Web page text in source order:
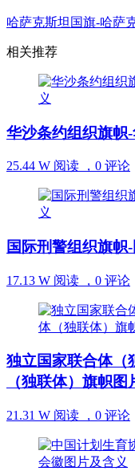
哈萨克斯坦国旗-哈萨
相关推荐
华沙条约组织旗帜
25.44 W 阅读 ， 0 评论
国际刑警组织旗帜
17.13 W 阅读 ， 0 评论
独立国家联合体（
（独联体）旗帜图
21.31 W 阅读 ， 0 评论